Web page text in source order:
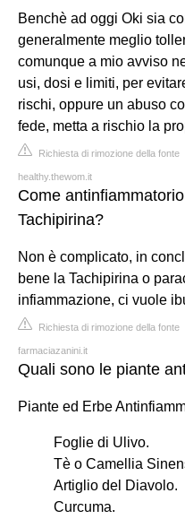
Benchè ad oggi Oki sia
generalmente meglio
comunque a mio avviso
usi, dosi e limiti, per
rischi, oppure un abuso
fede, metta a rischio la
Richiesta di rimozione della fonte
healthy.thewom.it
Come
Tachipirina?
Non è complicato, in
bene la Tachipirina o
infiammazione, ci vuole
Richiesta di rimozione della fonte
farmaciazanini.it
Quali sono le piante
Piante ed Erbe
Foglie di Ulivo.
Tè o Camellia
Artiglio del Diavolo.
Curcuma.